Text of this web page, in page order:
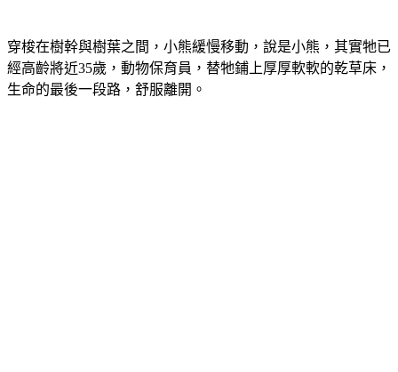
穿梭在樹幹與樹葉之間，小熊緩慢移動，說是小熊，其實牠已
經高齡將近35歲，動物保育員，替牠鋪上厚厚軟軟的乾草床，
生命的最後一段路，舒服離開。